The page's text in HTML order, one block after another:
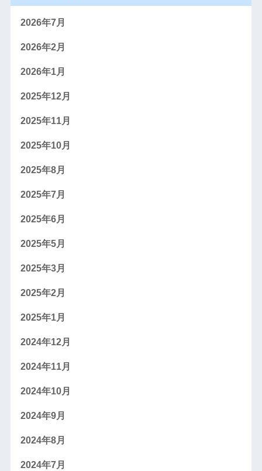
2026年7月
2026年2月
2026年1月
2025年12月
2025年11月
2025年10月
2025年8月
2025年7月
2025年6月
2025年5月
2025年3月
2025年2月
2025年1月
2024年12月
2024年11月
2024年10月
2024年9月
2024年8月
2024年7月